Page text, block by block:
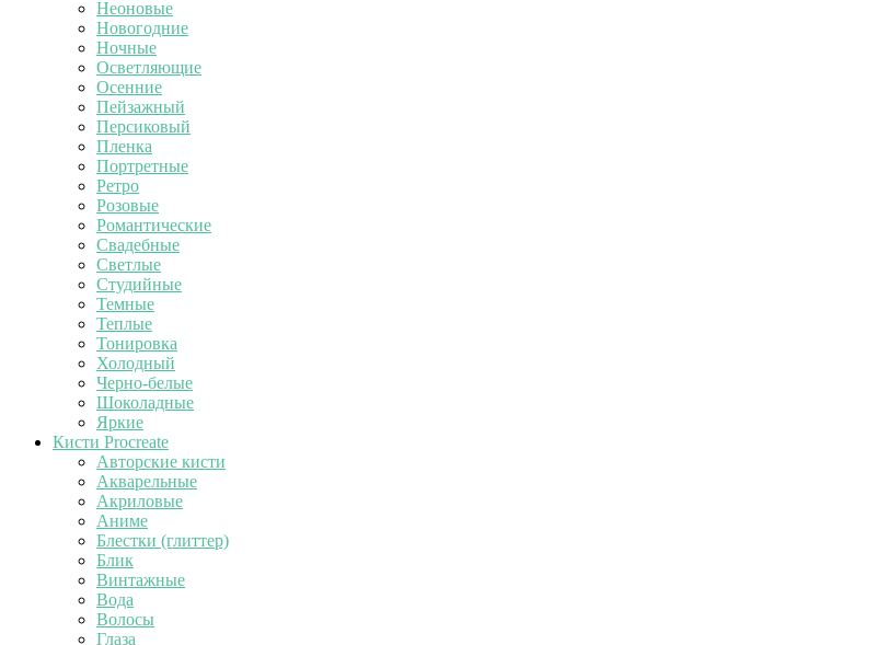
Неоновые
Новогодние
Ночные
Осветляющие
Осенние
Пейзажный
Персиковый
Пленка
Портретные
Ретро
Розовые
Романтические
Свадебные
Светлые
Студийные
Темные
Теплые
Тонировка
Холодный
Черно-белые
Шоколадные
Яркие
Кисти Procreate
Авторские кисти
Акварельные
Акриловые
Аниме
Блестки (глиттер)
Блик
Винтажные
Вода
Волосы
Глаза